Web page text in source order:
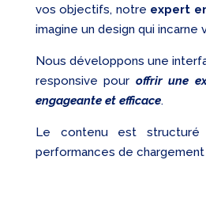
vos objectifs, notre expert
imagine un design qui
Nous développons une
responsive pour offrir une
engageante et efficace.
Le contenu est structuré
performances de